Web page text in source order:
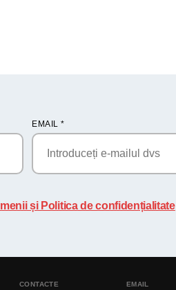
EMAIL*
și Politica de confidențialitate
CONTACTE EMAIL